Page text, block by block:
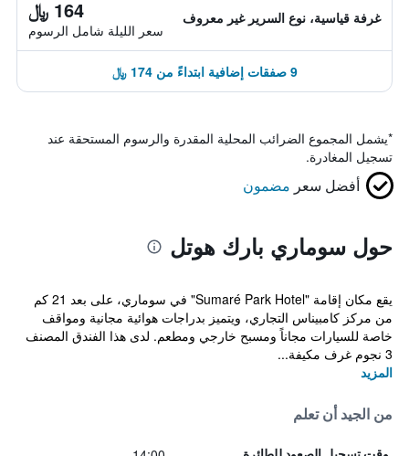
غرفة قياسية، نوع السرير غير معروف 164 ﷼
سعر الليلة شامل الرسوم
9 صفقات إضافية ابتداءً من 174 ﷼
*يشمل المجموع الضرائب المحلية المقدرة والرسوم المستحقة عند
تسجيل المغادرة.
أفضل سعر مضمون
حول سوماري بارك هوتل
يقع مكان إقامة "Sumaré Park Hotel" في سوماري، على بعد 21 كم
من مركز كامبيناس التجاري، ويتميز بدراجات هوائية مجانية ومواقف
خاصة للسيارات مجاناً ومسبح خارجي ومطعم. لدى هذا الفندق المصنف
3 نجوم غرف مكيفة...
المزيد
من الجيد أن تعلم